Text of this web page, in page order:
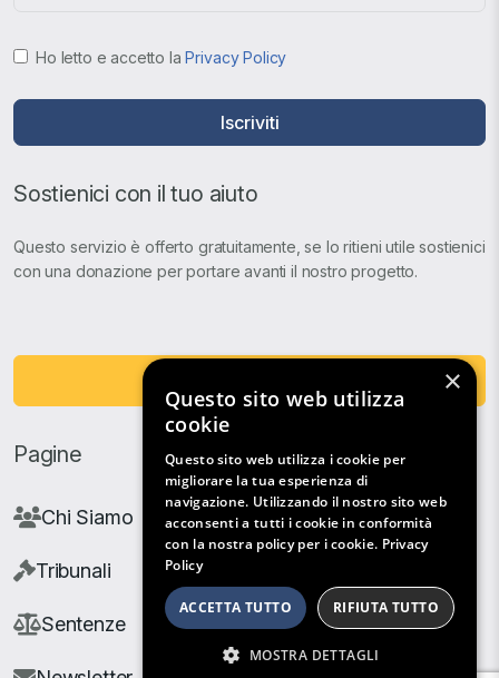
Ho letto e accetto laPrivacy Policy
Iscriviti
Sostienici con il tuo aiuto
Questo servizio è offerto gratuitamente, se lo ritieni utile sostienici
con una donazione per portare avanti il nostro progetto.
Pagine
Chi Siamo
Tribunali
Sentenze
×
Questo sito web utilizza
cookie
Questo sito web utilizza i cookie per
migliorare la tua esperienza di
navigazione. Utilizzando il nostro sito web
acconsenti a tutti i cookie in conformità
con la nostra policy per i cookie. Privacy
Policy
ACCETTA TUTTO RIFIUTA TUTTO
MOSTRA DETTAGLI